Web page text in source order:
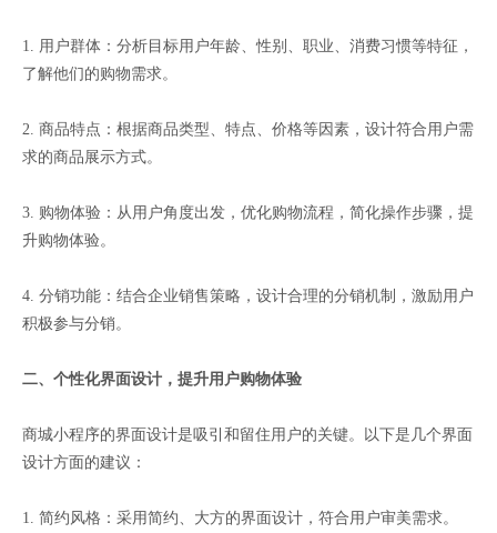
1. 用户群体：分析目标用户年龄、性别、职业、消费习惯等特征，
了解他们的购物需求。
2. 商品特点：根据商品类型、特点、价格等因素，设计符合用户需
求的商品展示方式。
3. 购物体验：从用户角度出发，优化购物流程，简化操作步骤，提
升购物体验。
4. 分销功能：结合企业销售策略，设计合理的分销机制，激励用户
积极参与分销。
二、个性化界面设计，提升用户购物体验
商城小程序的界面设计是吸引和留住用户的关键。以下是几个界面
设计方面的建议：
1. 简约风格：采用简约、大方的界面设计，符合用户审美需求。